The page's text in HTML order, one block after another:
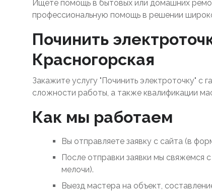
Ищете помощь в бытовых или домашних
профессиональную помощь в решении
Починить
Красногорская
Закажите услугу "Починить электроточку"
сложности работы, а также квалификации
Как мы работаем
Вы отправляете заявку с сайта (в
После отправки заявки мы свяжемся
мелочи).
Выезд мастера на объект,